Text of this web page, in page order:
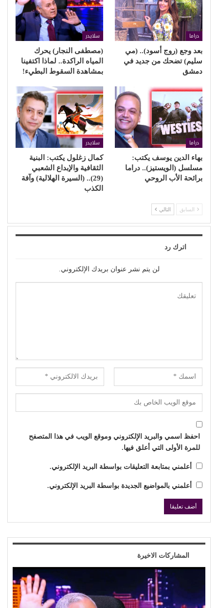
دراما
بعد وجع (روج أسود).. (مي
سليم) تضحك من جديد في
دمشق
سلايدر
(مصطفى النجار) يحرك
المياه الراكدة.. لماذا اكتفينا
بمشاهدة السقوط البطيء!
دراما
بهاء الدين يوسف يكتب:
مسلسل (الويستيز).. دراما
برائحة الأب الروحي
سلايدر
كمال زغلول يكتب: البنية
الثقافية والإبداع الشعبي
(29).. (السيرة الهلالية) وآفة
الكذب
السابق التالي
اترك رد
لن يتم نشر عنوان بريدك الإلكتروني.
احفظ اسمي والبريد الإلكتروني وموقع الويب في هذا المتصفح
للمرة الأولى التي أعلق فيها.
أعلمني بمتابعة التعليقات بواسطة البريد الإلكتروني.
أعلمني بالمواضيع الجديدة بواسطة البريد الإلكتروني.
المشاركات الاخيرة